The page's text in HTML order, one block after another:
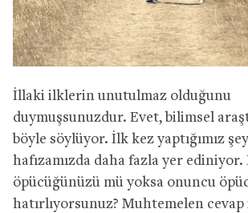
İllaki ilklerin unutulmaz olduğunu
duymuşsunuzdur. Evet, bilimsel
böyle söylüyor. İlk kez yaptığımız
hafızamızda daha fazla yer
öpücüğünüzü mü yoksa onuncu
hatırlıyorsunuz? Muhtemelen